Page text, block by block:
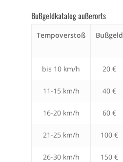
Bußgeldkatalog außerorts
Tempoverstoß Bußgeld
bis 10 km/h 20 €
11-15 km/h 40 €
16-20 km/h 60 €
21-25 km/h 100 €
26-30 km/h 150 €